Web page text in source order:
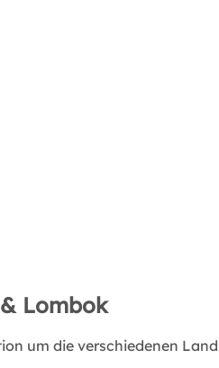
Lombok
um die verschiedenen